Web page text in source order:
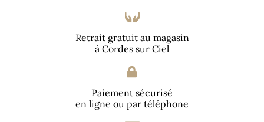
Retrait gratuit au magasin
à Cordes sur Ciel
Paiement sécurisé
en ligne ou par téléphone